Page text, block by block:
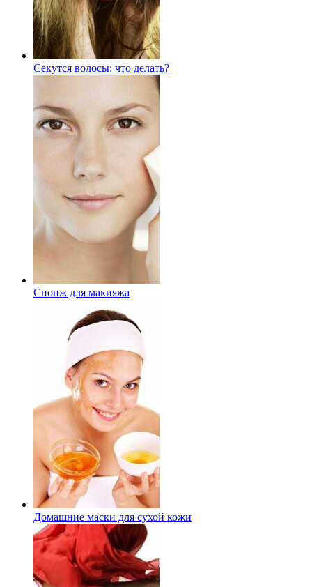
Секутся волосы: что делать?
Спонж для макияжа
Домашние маски для сухой кожи